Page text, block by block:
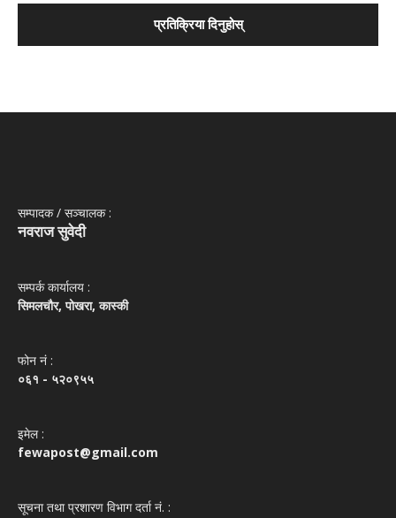
सम्पादक / सञ्‍चालक :
नवराज सुवेदी
सम्पर्क कार्यालय :
सिमलचौर, पोखरा, कास्की
फोन नं‌ :
०६१ - ५२०९५५
इमेल :
fewapost@gmail.com
सूचना तथा प्रशारण विभाग दर्ता नं. :